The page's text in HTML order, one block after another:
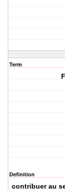
Term
Definition
contribuer au